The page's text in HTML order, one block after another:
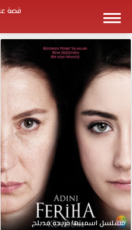
مسلسل اسميتهافريحةمدبلج